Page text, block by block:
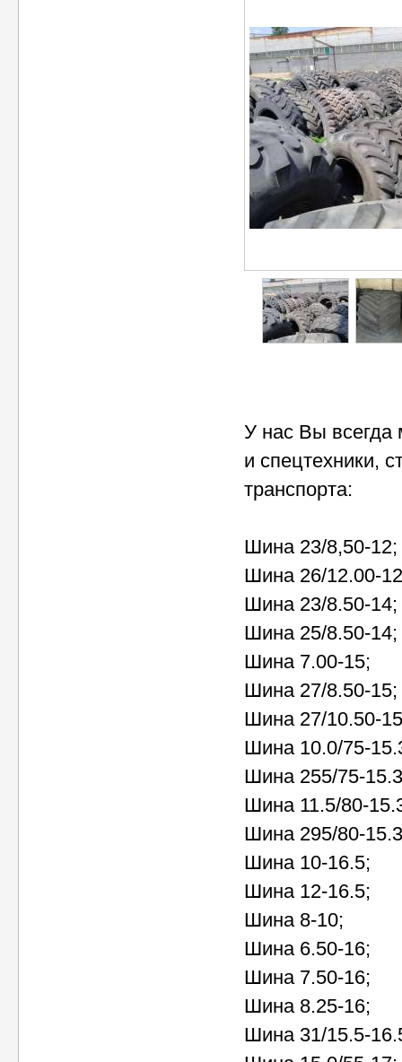
У нас Вы всегда
и спецтехники,
транспорта:
Шина 23/8,50-12;
Шина 26/12.00-
Шина 23/8.50-14;
Шина 25/8.50-14;
Шина 7.00-15;
Шина 27/8.50-15;
Шина 27/10.50-
Шина 10.0/75-
Шина 255/75-
Шина 11.5/80-
Шина 295/80-
Шина 10-16.5;
Шина 12-16.5;
Шина 8-10;
Шина 6.50-16;
Шина 7.50-16;
Шина 8.25-16;
Шина 31/15.5-